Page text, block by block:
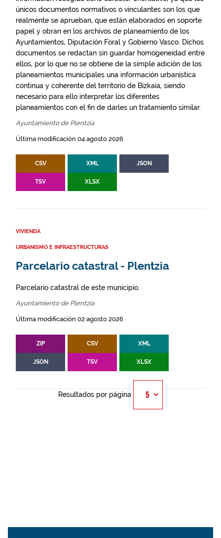
únicos documentos normativos o vinculantes son los que
realmente se aprueban, que están elaborados en soporte
papel y obran en los archivos de planeamiento de los
Ayuntamientos, Diputación Foral y Gobierno Vasco. Dichos
documentos se redactan sin guardar homogeneidad entre
ellos, por lo que no se obtiene de la simple adición de los
planeamientos municipales una información urbanística
continua y coherente del territorio de Bizkaia, siendo
necesario para ello interpretar los diferentes
planeamientos con el fin de darles un tratamiento similar.
Ayuntamiento de Plentzia
Última modificación 04 agosto 2026
CSV XML JSON
TSV XLSX
VIVIENDA
URBANISMO E INFRAESTRUCTURAS
Parcelario catastral - Plentzia
Parcelario catastral de este municipio.
Ayuntamiento de Plentzia
Última modificación 02 agosto 2026
ZIP CSV XML
JSON TSV XLSX
Resultados por página